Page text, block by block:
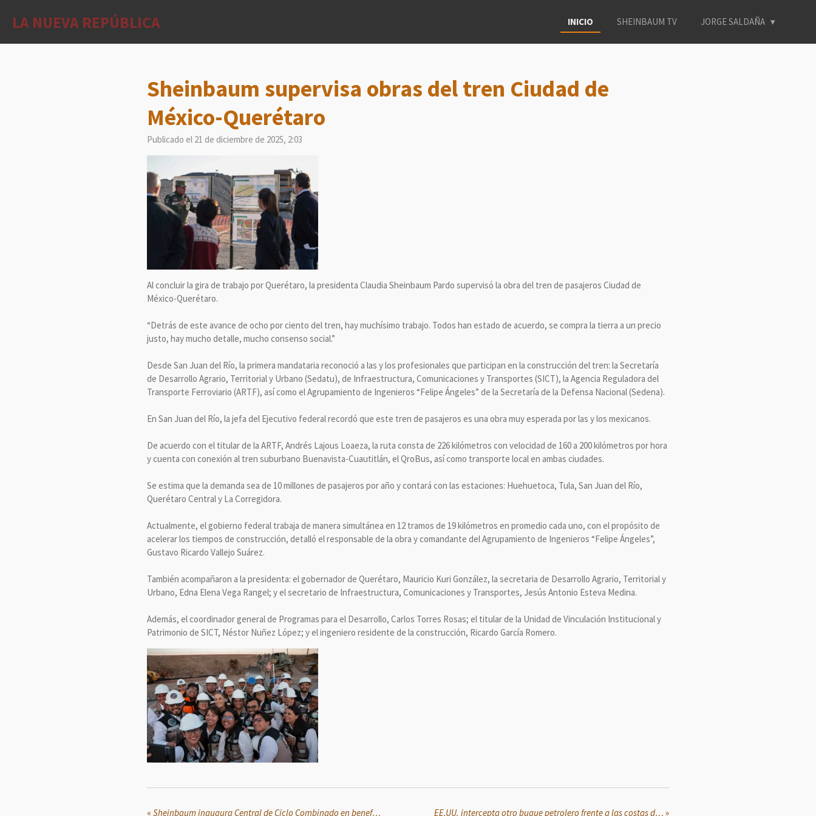
LA NUEVA REPÚBLICA INICIO SHEINBAUM TV JORGE SALDAÑA
Sheinbaum supervisa obras del tren Ciudad de
México-Querétaro
Publicado el 21 de diciembre de 2025, 2:03
Al concluir la gira de trabajo por Querétaro, la presidenta Claudia Sheinbaum Pardo supervisó la obra del tren de pasajeros Ciudad de
México-Querétaro.
“Detrás de este avance de ocho por ciento del tren, hay muchísimo trabajo. Todos han estado de acuerdo, se compra la tierra a un precio
justo, hay mucho detalle, mucho consenso social.”
Desde San Juan del Río, la primera mandataria reconoció a las y los profesionales que participan en la construcción del tren: la Secretaría
de Desarrollo Agrario, Territorial y Urbano (Sedatu), de Infraestructura, Comunicaciones y Transportes (SICT), la Agencia Reguladora del
Transporte Ferroviario (ARTF), así como el Agrupamiento de Ingenieros “Felipe Ángeles” de la Secretaría de la Defensa Nacional (Sedena).
En San Juan del Río, la jefa del Ejecutivo federal recordó que este tren de pasajeros es una obra muy esperada por las y los mexicanos.
De acuerdo con el titular de la ARTF, Andrés Lajous Loaeza, la ruta consta de 226 kilómetros con velocidad de 160 a 200 kilómetros por hora
y cuenta con conexión al tren suburbano Buenavista-Cuautitlán, el QroBus, así como transporte local en ambas ciudades.
Se estima que la demanda sea de 10 millones de pasajeros por año y contará con las estaciones: Huehuetoca, Tula, San Juan del Río,
Querétaro Central y La Corregidora.
Actualmente, el gobierno federal trabaja de manera simultánea en 12 tramos de 19 kilómetros en promedio cada uno, con el propósito de
acelerar los tiempos de construcción, detalló el responsable de la obra y comandante del Agrupamiento de Ingenieros “Felipe Ángeles”,
Gustavo Ricardo Vallejo Suárez.
También acompañaron a la presidenta: el gobernador de Querétaro, Mauricio Kuri González, la secretaria de Desarrollo Agrario, Territorial y
Urbano, Edna Elena Vega Rangel; y el secretario de Infraestructura, Comunicaciones y Transportes, Jesús Antonio Esteva Medina.
Además, el coordinador general de Programas para el Desarrollo, Carlos Torres Rosas; el titular de la Unidad de Vinculación Institucional y
Patrimonio de SICT, Néstor Nuñez López; y el ingeniero residente de la construcción, Ricardo García Romero.
« Sheinbaum inaugura Central de Ciclo Combinado en beneficio de más de 4 millones de usuarios EE.UU. intercepta otro buque petrolero frente a las costas de Venezuela »